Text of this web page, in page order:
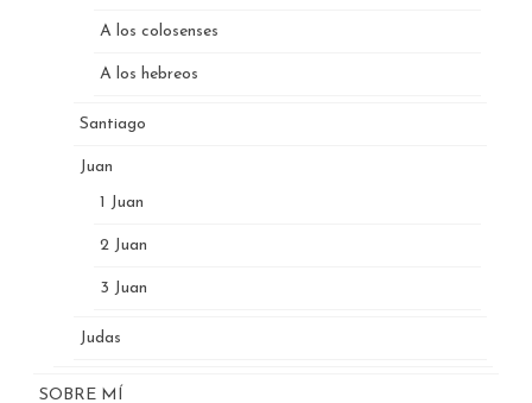
A los colosenses
A los hebreos
Santiago
Juan
1 Juan
2 Juan
3 Juan
Judas
SOBRE MÍ